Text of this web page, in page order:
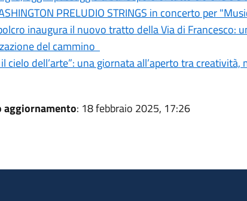
PRELUDIO STRINGS in concerto per
inaugura il nuovo tratto della Via di Francesco:
del cammino
cielo dell’arte”: una giornata all’aperto tra creatività,
aggiornamento: 18 febbraio 2025, 17:26